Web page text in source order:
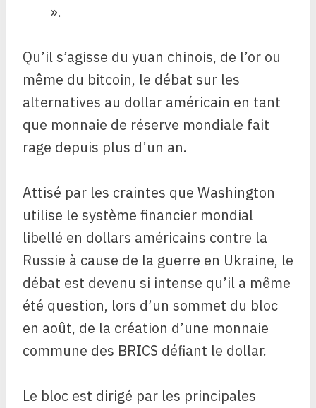
».
Qu’il s’agisse du yuan chinois, de l’or ou
même du bitcoin, le débat sur les
alternatives au dollar américain en tant
que monnaie de réserve mondiale fait
rage depuis plus d’un an.
Attisé par les craintes que Washington
utilise le système financier mondial
libellé en dollars américains contre la
Russie à cause de la guerre en Ukraine, le
débat est devenu si intense qu’il a même
été question, lors d’un sommet du bloc
en août, de la création d’une monnaie
commune des BRICS défiant le dollar.
Le bloc est dirigé par les principales